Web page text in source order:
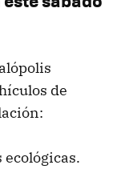
de
ecológicas.